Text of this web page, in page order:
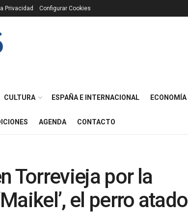
Privacidad Configurar Cookies
CULTURA ESPAÑA E INTERNACIONAL ECONOMÍA
AGENDA CONTACTO
Torrevieja por la
el perro atado